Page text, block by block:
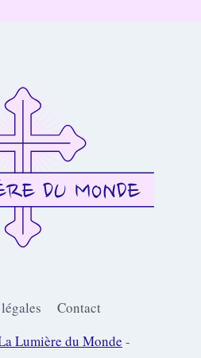
Contact
Lumière du Monde -